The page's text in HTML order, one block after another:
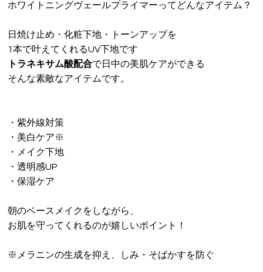
ホワイトニングヴェールプライマーってどんなアイテム？
日焼け止め・化粧下地・トーンアップを
1本で叶えてくれるUV下地です
トラネキサム酸配合で日中の美肌ケアができる
そんな素敵なアイテムです。
・紫外線対策
・美白ケア※
・メイク下地
・透明感UP
・保湿ケア
朝のベースメイクをしながら、
お肌を守ってくれるのが嬉しいポイント！
※メラニンの生成を抑え、しみ・そばかすを防ぐ